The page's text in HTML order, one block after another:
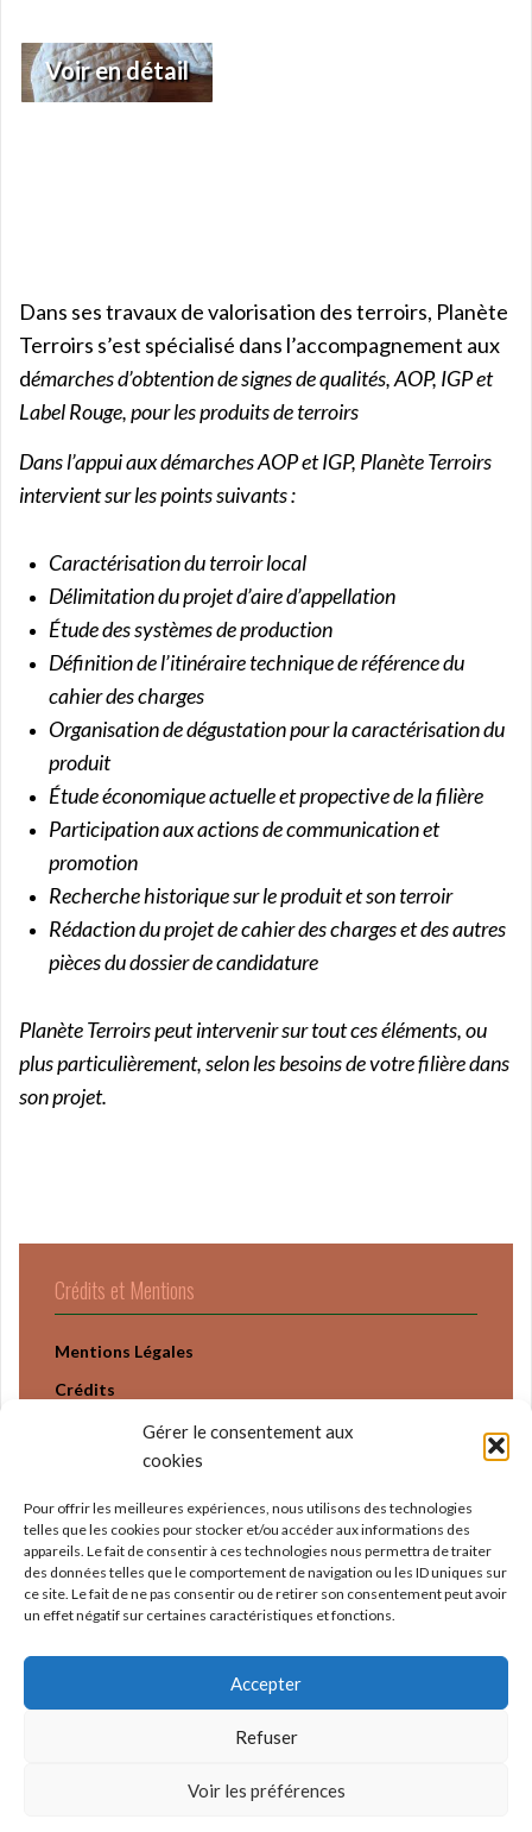
Gérer le consentement aux
cookies
Pour offrir les meilleures expériences, nous utilisons des technologies
telles que les cookies pour stocker et/ou accéder aux informations des
appareils. Le fait de consentir à ces technologies nous permettra de traiter
des données telles que le comportement de navigation ou les ID uniques sur
ce site. Le fait de ne pas consentir ou de retirer son consentement peut avoir
un effet négatif sur certaines caractéristiques et fonctions.
Accepter
Refuser
Voir les préférences
Voir en détail
Dans ses travaux de valorisation des terroirs, Planète
Terroirs s’est spécialisé dans l’accompagnement aux
démarches d’obtention de signes de qualités, AOP, IGP et
Label Rouge, pour les produits de terroirs
Dans l’appui aux démarches AOP et IGP, Planète Terroirs
intervient sur les points suivants :
Caractérisation du terroir local
Délimitation du projet d’aire d’appellation
Étude des systèmes de production
Définition de l’itinéraire technique de référence du
cahier des charges
Organisation de dégustation pour la caractérisation du
produit
Étude économique actuelle et propective de la filière
Participation aux actions de communication et
promotion
Recherche historique sur le produit et son terroir
Rédaction du projet de cahier des charges et des autres
pièces du dossier de candidature
Planète Terroirs peut intervenir sur tout ces éléments, ou
plus particulièrement, selon les besoins de votre filière dans
son projet.
Crédits et Mentions
Mentions Légales
Crédits
Politique Confidentialité
© 2010-2026 Planete Terroirs |Mentions Légales